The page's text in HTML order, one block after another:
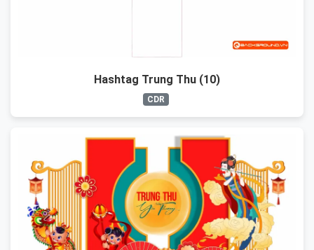
Hashtag Trung Thu (10)
CDR